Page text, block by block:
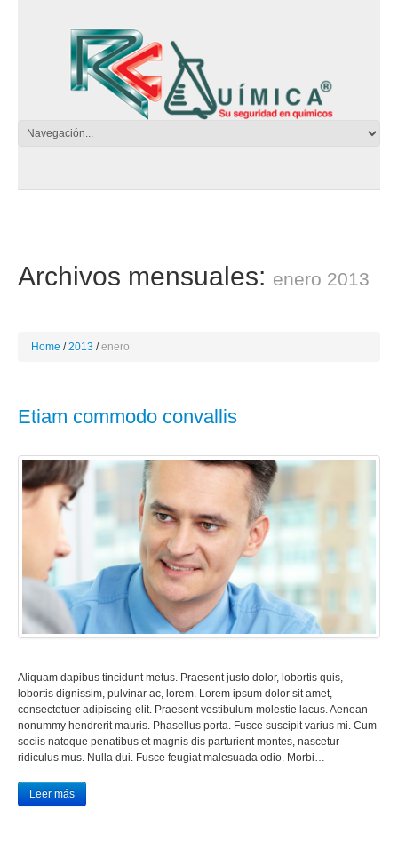
Archivos mensuales: enero 2013
Home 2013 enero
Etiam commodo convallis
Aliquam dapibus tincidunt metus. Praesent justo dolor, lobortis quis,
lobortis dignissim, pulvinar ac, lorem. Lorem ipsum dolor sit amet,
consectetuer adipiscing elit. Praesent vestibulum molestie lacus. Aenean
nonummy hendrerit mauris. Phasellus porta. Fusce suscipit varius mi. Cum
sociis natoque penatibus et magnis dis parturient montes, nascetur
ridiculus mus. Nulla dui. Fusce feugiat malesuada odio. Morbi…
Leer más